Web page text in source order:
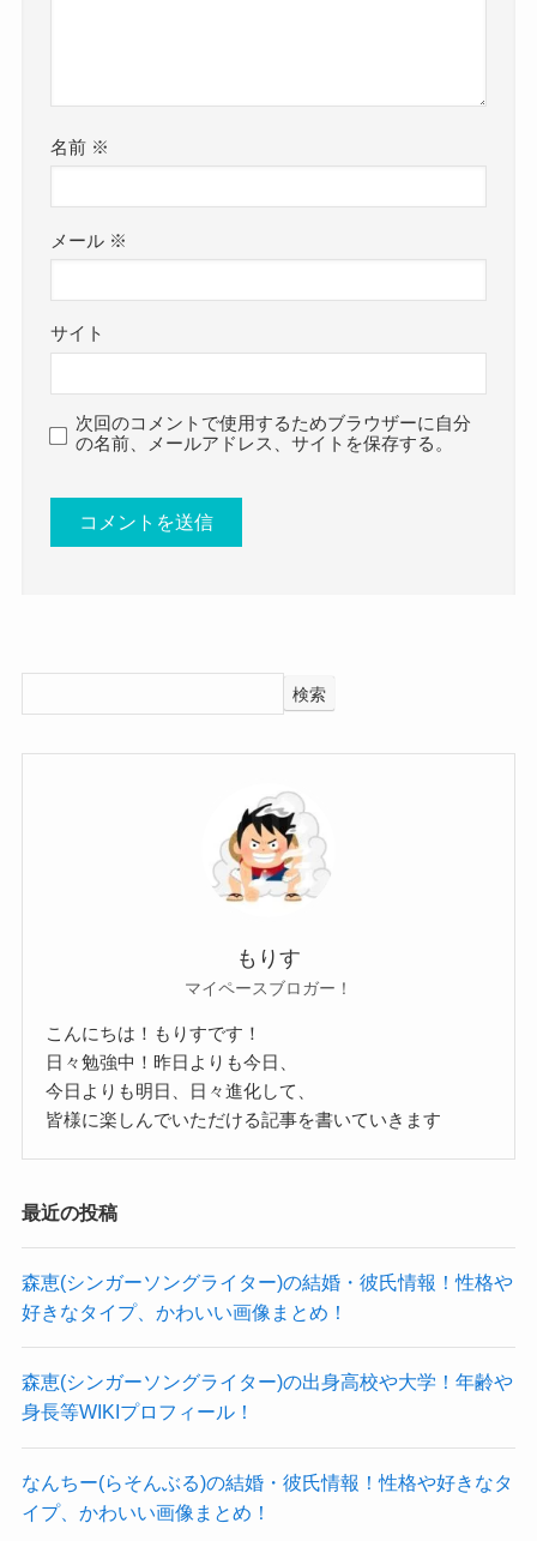
小山修加さん
南波美紅さん
伊藤睦美さん
等の元バレーボール選手が出身となっています。
校則がかなり厳しい学校のようで
校則は厳しい方だと思います。髪の毛
を染めたりピアスを開けたりしている
られて指導になります。寄り道も禁止
じっているのが見つかると放課後に指
導されます。
https://www.minkou.jp/hischool/school/r
より引用
という口コミがあるように
かなりの厳しい指導がなされている学校のようで
青春を楽しむというよりも
のかもしれません。
制服は凄く可愛いと評判で
その制服着たさにこの学校に行く生徒もいると
肝心の鈴木菜巴さんですが
この高校の新体操部としてだけでなく
外部での活動をされているようです。
というのも
調べてみると
学校の部活とは違う活動での新体操なんですね。
サッカーでいうユースみたいなものでしょう
名前 ※
メール ※
サイト
次回のコメントで使用するためブラウザーに自分
の名前、メールアドレス、サイトを保存する。
検索
もりす
マイペースブロガー！
こんにちは！もりすです！
日々勉強中！昨日よりも今日、
今日よりも明日、日々進化して、
皆様に楽しんでいただける記事を書いていきます
最近の投稿
森恵(シンガーソングライター)の結婚・彼氏情報！性格や
好きなタイプ、かわいい画像まとめ！
森恵(シンガーソングライター)の出身高校や大学！年齢や
身長等WIKIプロフィール！
なんちー(らそんぶる)の結婚・彼氏情報！性格や好きなタ
イプ、かわいい画像まとめ！